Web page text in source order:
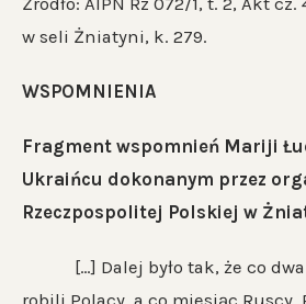
w seli Żniatyni, k. 279.
WSPOMNIENIA
Fragment wspomnień Mariji
Ukraińcu dokonanym przez
Rzeczpospolitej Polskiej w
[…] Dalej było tak, że co dwa